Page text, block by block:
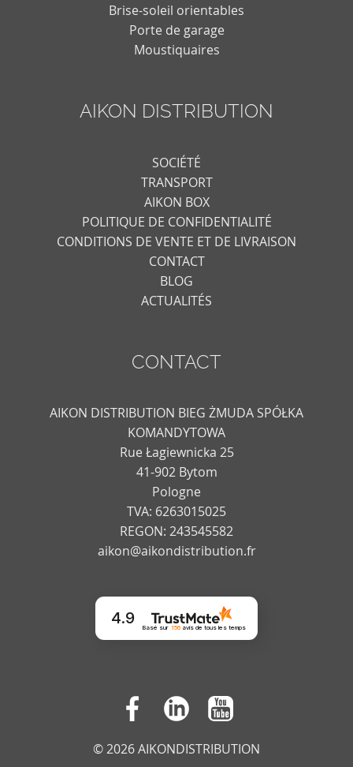
Brise-soleil orientables
Porte de garage
Moustiquaires
AIKON DISTRIBUTION
SOCIÉTÉ
TRANSPORT
AIKON BOX
POLITIQUE DE CONFIDENTIALITÉ
CONDITIONS DE VENTE ET DE LIVRAISON
CONTACT
BLOG
ACTUALITÉS
CONTACT
AIKON DISTRIBUTION BIEG ŻMUDA SPÓŁKA
KOMANDYTOWA
Rue Łagiewnicka 25
41-902 Bytom
Pologne
TVA: 6263015025
REGON: 243545582
aikon@aikondistribution.fr
4.9
Basé sur 156avis de tous les temps
© 2026 AIKONDISTRIBUTION